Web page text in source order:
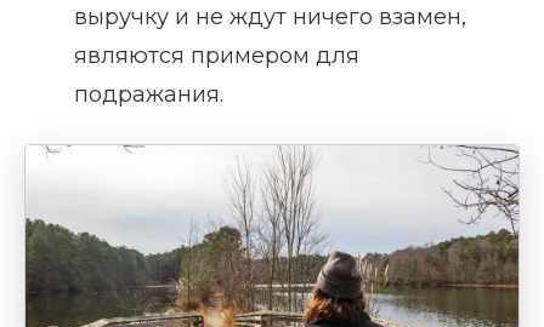
выручку и не ждут ничего взамен,
являются примером для
подражания.